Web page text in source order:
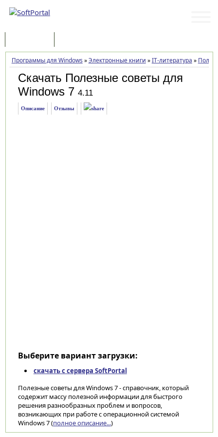
Программы для Windows »Электронные книги »IT-литература »
Скачать Полезные советы для
Windows 7 4.11
Описание Отзывы
Выберите вариант загрузки:
скачать с сервера SoftPortal
Полезные советы для Windows 7 - справочник, который
содержит массу полезной информации для быстрого
решения разнообразных проблем и вопросов,
возникающих при работе с операционной системой
Windows 7 (полное описание...)